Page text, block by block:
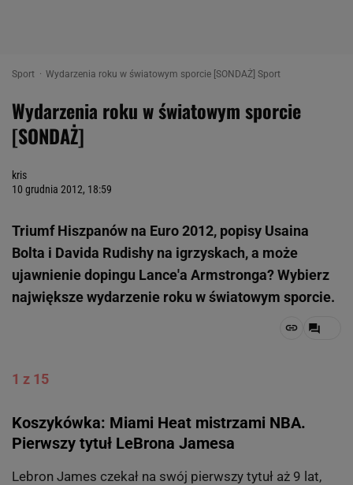
Sport Wydarzenia roku w światowym sporcie [SONDAŻ] Sport
Wydarzenia roku w światowym sporcie
[SONDAŻ]
kris
10 grudnia 2012, 18:59
Triumf Hiszpanów na Euro 2012, popisy Usaina
Bolta i Davida Rudishy na igrzyskach, a może
ujawnienie dopingu Lance'a Armstronga? Wybierz
największe wydarzenie roku w światowym sporcie.
1 z 15
Koszykówka: Miami Heat mistrzami NBA.
Pierwszy tytuł LeBrona Jamesa
Lebron James czekał na swój pierwszy tytuł aż 9 lat,